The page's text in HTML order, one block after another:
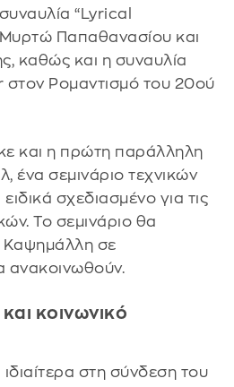
“Lyrical
Παπαθανασίου και
καθώς και η συναυλία
στον Ρομαντισμό του 20ού
και η πρώτη παράλληλη
ένα σεμινάριο τεχνικών
σχεδιασμένο για τις
Το σεμινάριο θα
Καψημάλλη σε
ανακοινωθούν.
κοινωνικό
ιδιαίτερα στη σύνδεση του